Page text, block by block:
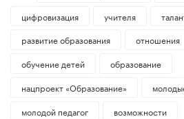
цифровизация
учителя
развитие образования
отношения
обучение детей
образование
нацпроект «Образование»
молодой педагог
возможности